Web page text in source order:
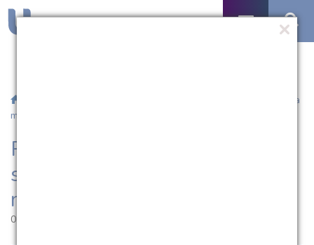
/ PPGSC promove palestra sobre a saúde mental da
mulher
PPGSC promove palestra
sobre a saúde mental da
mulher
05.05.2022 | 10:42